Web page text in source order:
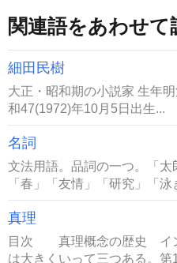
関連語をあわせて
細田民樹
大正・昭和期の小説家 生年
和47(1972)年10月5日出生...
名詞
文法用語。品詞の一つ。「太
「春」「友情」「研究」「
真理
目次 真理概念の歴史 イン
は大きくいって三つある。